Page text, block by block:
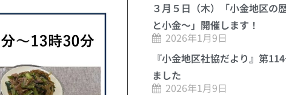
３月５日（木）「小金地区の
と小金～」開催します！
2026年1月9日
『小金地区社協だより』第
ました
2026年1月9日